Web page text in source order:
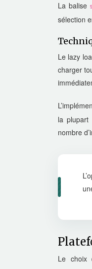
La balise
sélection
Le lazy
charger
la plupart
nombre
Le choix